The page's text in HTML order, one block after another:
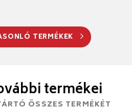
TERMÉKEK
termékei